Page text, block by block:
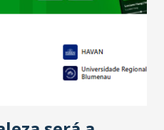
com lucro e outros 40%
Já o percentual de
em 19%, pouco abaixo
Outros 1% não existiam em
o faturamento também
44% dos n...